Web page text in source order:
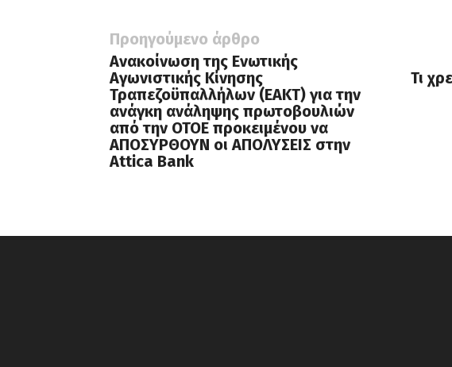
Προηγούμενο άρθρο
Ανακοίνωση της Ενωτικής
Αγωνιστικής Κίνησης
Τραπεζοϋπαλλήλων (ΕΑΚΤ) για την
ανάγκη ανάληψης πρωτοβουλιών
από την ΟΤΟΕ προκειμένου να
ΑΠΟΣΥΡΘΟΥΝ οι ΑΠΟΛΥΣΕΙΣ στην
Attica Bank
Τι